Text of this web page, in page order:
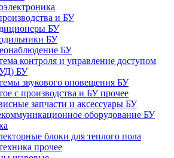
и БУ
БУ
БУ
БУ
контроля и управление доступом
БУ
звукового оповещения БУ
с производства и БУ прочее
запчасти и аксессуары БУ
оборудование БУ
блоки для теплого пола
прочее